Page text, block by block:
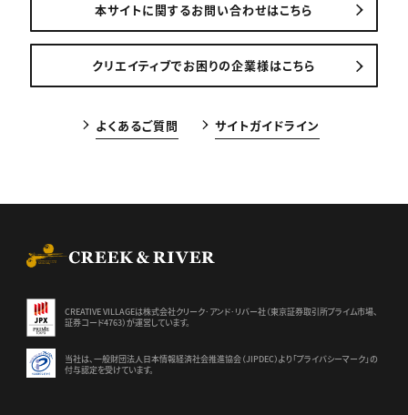
本サイトに関するお問い合わせはこちら
クリエイティブでお困りの企業様はこちら
よくあるご質問 サイトガイドライン
CREATIVE VILLAGEは株式会社クリーク･アンド･リバー社（東京証券取引所プライム市場、
証券コード4763）が運営しています。
当社は、一般財団法人日本情報経済社会推進協会（JIPDEC）より 「プライバシーマーク」の
付与認定を受けています。